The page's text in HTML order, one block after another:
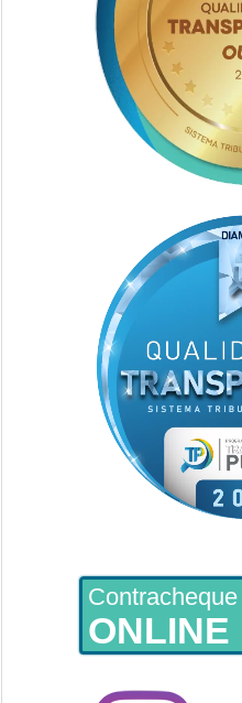
Contracheque
ONLINE